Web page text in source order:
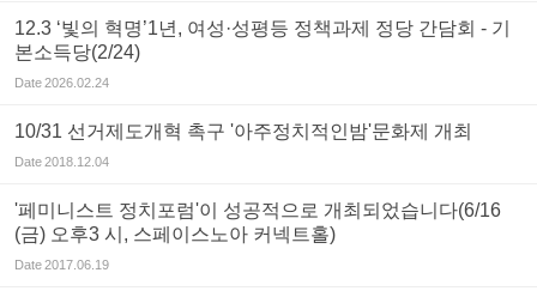
12.3 ‘빛의 혁명’1년, 여성·성평등 정책과제 정당 간담회 - 기
본소득당(2/24)
Date2026.02.24
10/31 선거제도개혁 촉구 '아주정치적인밤'문화제 개최
Date2018.12.04
'페미니스트 정치포럼'이 성공적으로 개최되었습니다(6/16
(금) 오후3 시, 스페이스노아 커넥트홀)
Date2017.06.19